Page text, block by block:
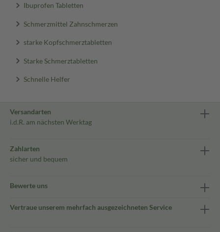
Ibuprofen Tabletten
Schmerzmittel Zahnschmerzen
starke Kopfschmerztabletten
Starke Schmerztabletten
Schnelle Helfer
Versandarten
i.d.R. am nächsten Werktag
Zahlarten
sicher und bequem
Bewerte uns
Vertraue unserem mehrfach ausgezeichneten Service